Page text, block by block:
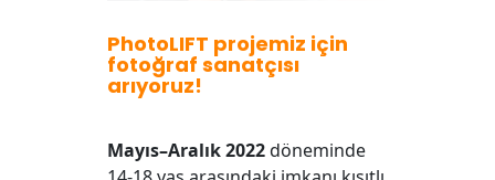
PhotoLIFT projemiz için
fotoğraf sanatçısı
arıyoruz!
Mayıs–Aralık2022döneminde